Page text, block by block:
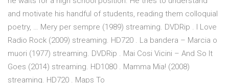
and motivate his handful of students, reading them colloquial
poetry, … Mery per sempre (1989) streaming. DVDRip . I Love
Radio Rock (2009) streaming. HD720 . La bandera – Marcia o
muori (1977) streaming. DVDRip . Mai Cosi Vicini – And So It
Goes (2014) streaming. HD1080 . Mamma Mia! (2008)
streaming. HD720 . Maps To